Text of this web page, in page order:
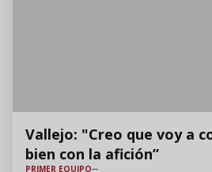
Vallejo: "Creo que voy a
bien con la afición”
PRIMER EQUIPO